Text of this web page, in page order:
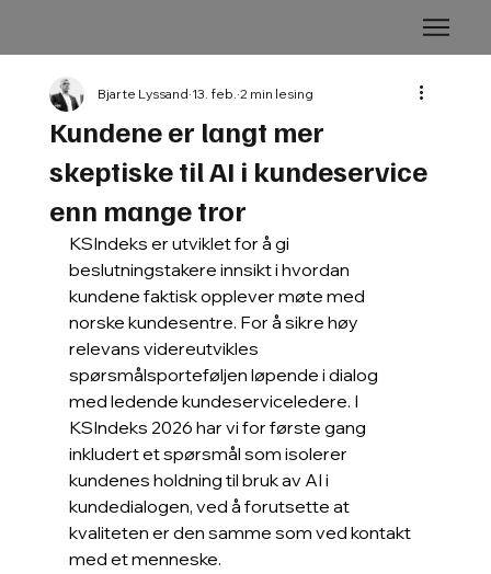
Kundene er langt mer
skeptiske til AI i kundeservice
enn mange tror
Bjarte Lyssand 13. feb. 2 min lesing
KSIndeks er utviklet for å gi
beslutningstakere innsikt i hvordan
kundene faktisk opplever møte med
norske kundesentre. For å sikre høy
relevans videreutvikles
spørsmålsporteføljen løpende i dialog
med ledende kundeserviceledere. I
KSIndeks 2026 har vi for første gang
inkludert et spørsmål som isolerer
kundenes holdning til bruk av AI i
kundedialogen, ved å forutsette at
kvaliteten er den samme som ved kontakt
med et menneske.